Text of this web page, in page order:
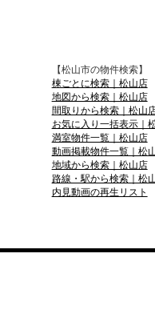
【松山市の物件検索】
棟ごとに検索｜松山店
地図から検索｜松山店
間取りから検索｜松山
お気に入り一括表示｜
満室物件一覧｜松山店
動画掲載物件一覧｜松
地域から検索｜松山店
路線・駅から検索｜松
内見動画の再生リスト